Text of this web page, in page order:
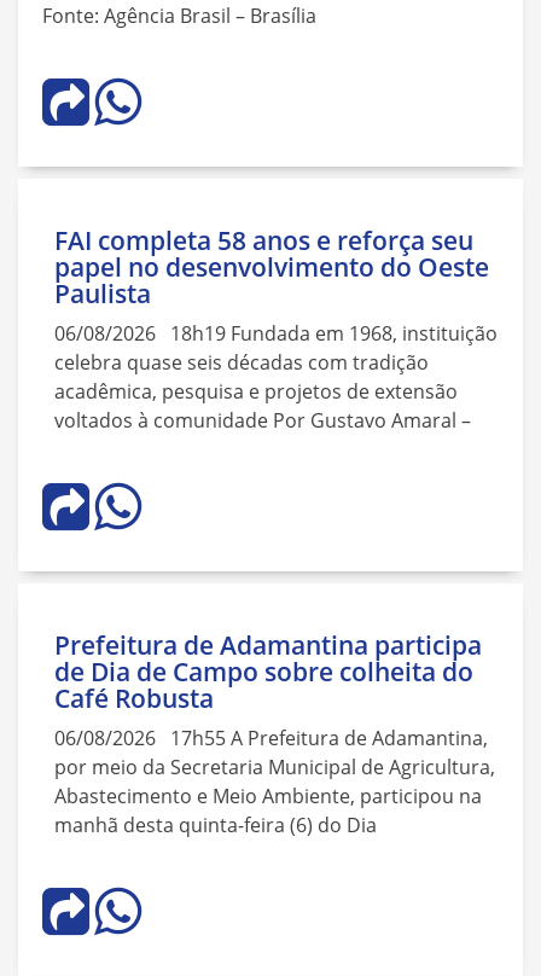
Fonte: Agência Brasil – Brasília
FAI completa 58 anos e reforça seu
papel no desenvolvimento do Oeste
Paulista
06/08/2026 18h19 Fundada em 1968, instituição
celebra quase seis décadas com tradição
acadêmica, pesquisa e projetos de extensão
voltados à comunidade Por Gustavo Amaral –
Prefeitura de Adamantina participa
de Dia de Campo sobre colheita do
Café Robusta
06/08/2026 17h55 A Prefeitura de Adamantina,
por meio da Secretaria Municipal de Agricultura,
Abastecimento e Meio Ambiente, participou na
manhã desta quinta-feira (6) do Dia